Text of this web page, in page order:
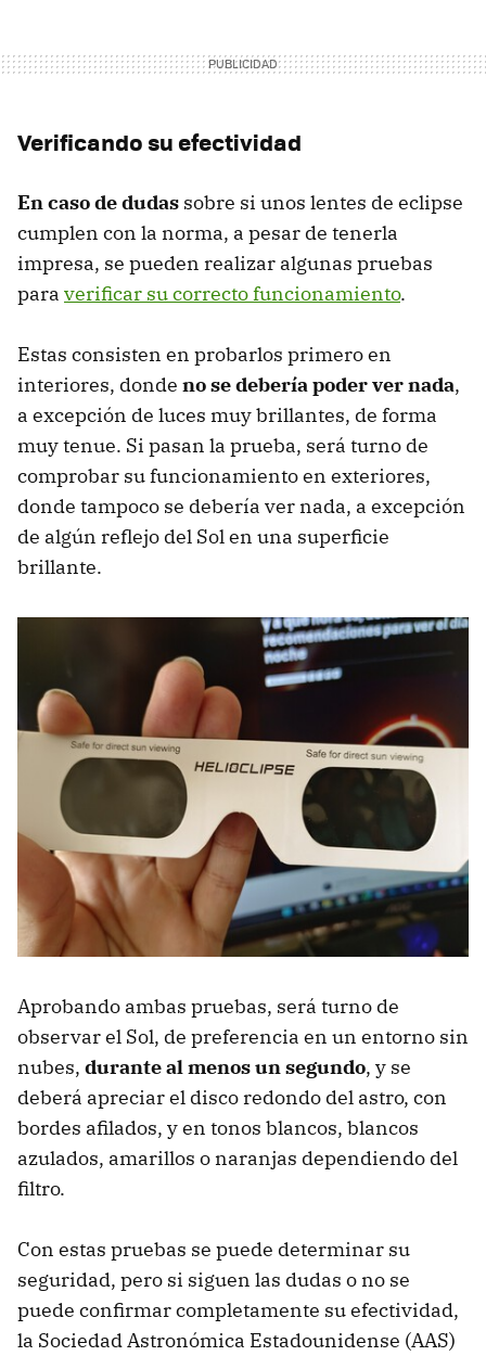
Verificando su efectividad
En caso de dudas sobre si unos lentes de eclipse
cumplen con la norma, a pesar de tenerla
impresa, se pueden realizar algunas pruebas
para verificar su correcto funcionamiento.
Estas consisten en probarlos primero en
interiores, donde no se debería poder ver nada,
a excepción de luces muy brillantes, de forma
muy tenue. Si pasan la prueba, será turno de
comprobar su funcionamiento en exteriores,
donde tampoco se debería ver nada, a excepción
de algún reflejo del Sol en una superficie
brillante.
Aprobando ambas pruebas, será turno de
observar el Sol, de preferencia en un entorno sin
nubes, durante al menos un segundo, y se
deberá apreciar el disco redondo del astro, con
bordes afilados, y en tonos blancos, blancos
azulados, amarillos o naranjas dependiendo del
filtro.
Con estas pruebas se puede determinar su
seguridad, pero si siguen las dudas o no se
puede confirmar completamente su efectividad,
la Sociedad Astronómica Estadounidense (AAS)